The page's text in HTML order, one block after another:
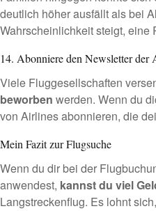
deutlich höher ausfällt als bei
Wahrscheinlichkeit steigt, eine
14. Abonniere den Newsletter der
Viele Fluggesellschaften
beworben werden. Wenn du
von Airlines abonnieren, die
Mein Fazit zur Flugsuche
Wenn du dir bei der
anwendest, kannst du viel
Langstreckenflug. Es lohnt